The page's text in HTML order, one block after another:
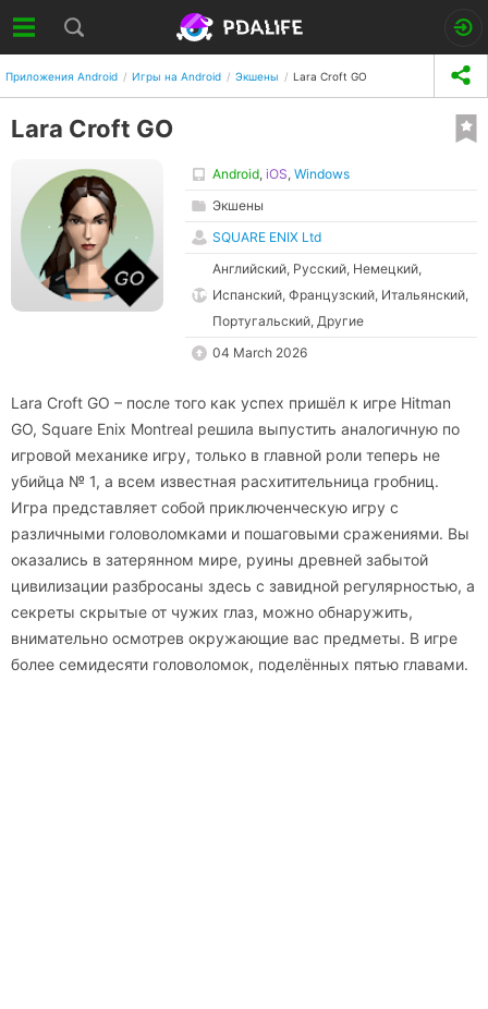
Приложения Android Игры на Android Экшены Lara Croft GO
Lara Croft GO
Android, iOS, Windows
Экшены
SQUARE ENIX Ltd
Английский, Русский, Немецкий,
Испанский, Французский, Итальянский,
Португальский, Другие
04 March 2026
Lara Croft GO – после того как успех пришёл к игре Hitman
GO, Square Enix Montreal решила выпустить аналогичную по
игровой механике игру, только в главной роли теперь не
убийца № 1, а всем известная расхитительница гробниц.
Игра представляет собой приключенческую игру с
различными головоломками и пошаговыми сражениями. Вы
оказались в затерянном мире, руины древней забытой
цивилизации разбросаны здесь с завидной регулярностью, а
секреты скрытые от чужих глаз, можно обнаружить,
внимательно осмотрев окружающие вас предметы. В игре
более семидесяти головоломок, поделённых пятью главами.